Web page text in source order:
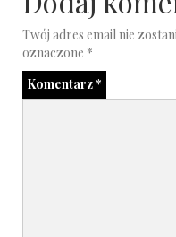
Twój adres email nie
oznaczone *
Komentarz*